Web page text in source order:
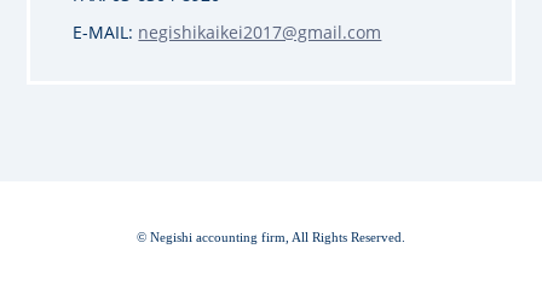
E-MAIL: negishikaikei2017@gmail.com
© Negishi accounting firm, All Rights Reserved.